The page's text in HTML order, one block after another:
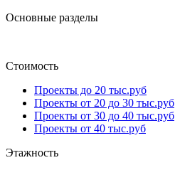
Основные разделы
Стоимость
Проекты до 20 тыс.руб
Проекты от 20 до 30 тыс.руб
Проекты от 30 до 40 тыс.руб
Проекты от 40 тыс.руб
Этажность